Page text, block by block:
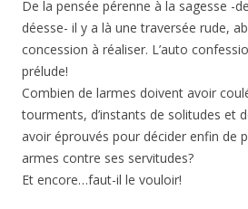
De la pensée pérenne à la sagesse -
déesse- il y a là une traversée rude,
concession à réaliser. L’auto
prélude!
Combien de larmes doivent avoir
tourments, d’instants de solitudes et
avoir éprouvés pour décider enfin de
armes contre ses servitudes?
Et encore…faut-il le vouloir!